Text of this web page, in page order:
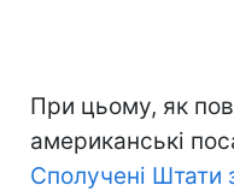
При цьому, як
американські
Сполучені Штати